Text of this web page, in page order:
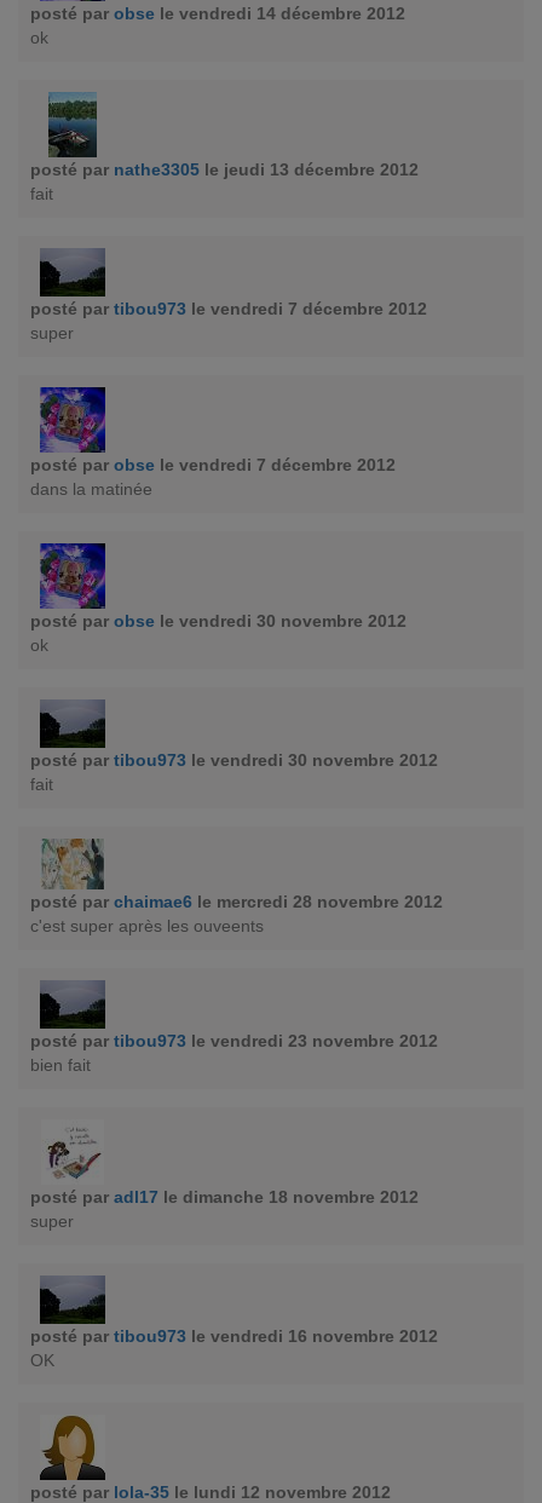
posté par obse le vendredi 14 décembre 2012
ok
posté par nathe3305 le jeudi 13 décembre 2012
fait
posté par tibou973 le vendredi 7 décembre 2012
super
posté par obse le vendredi 7 décembre 2012
dans la matinée
posté par obse le vendredi 30 novembre 2012
ok
posté par tibou973 le vendredi 30 novembre 2012
fait
posté par chaimae6 le mercredi 28 novembre 2012
c'est super après les ouveents
posté par tibou973 le vendredi 23 novembre 2012
bien fait
posté par adl17 le dimanche 18 novembre 2012
super
posté par tibou973 le vendredi 16 novembre 2012
OK
posté par lola-35 le lundi 12 novembre 2012